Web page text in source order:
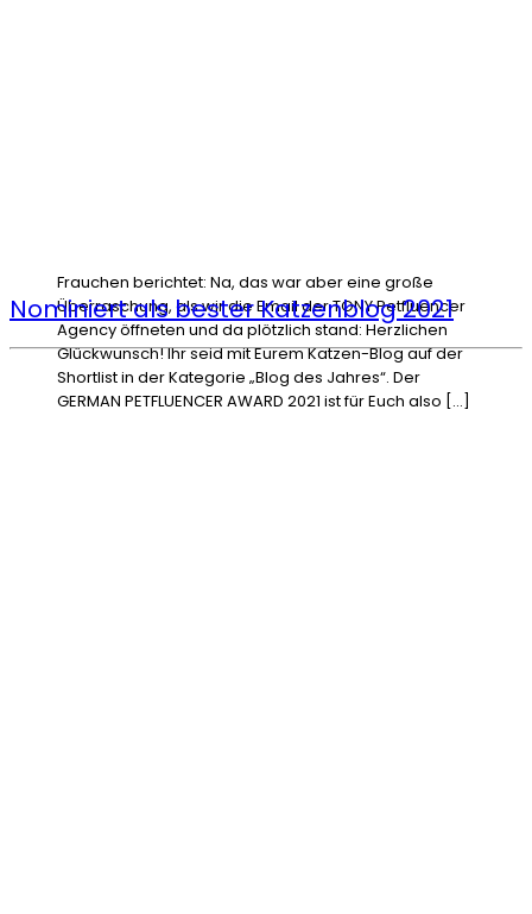
Frauchen berichtet: Na, das war aber eine große
Überraschung, als wir die Email der TONY Petfluencer
Agency öffneten und da plötzlich stand: Herzlichen
Glückwunsch! Ihr seid mit Eurem Katzen-Blog auf der
Shortlist in der Kategorie „Blog des Jahres“. Der
GERMAN PETFLUENCER AWARD 2021 ist für Euch also […]
Nominiert als bester Katzenblog 2021